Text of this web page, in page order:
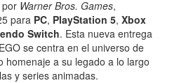
Warner Bros. Games,
para PC, PlayStation 5,Xbox
Switch. Esta nueva entrega
se centra en el universo de
homenaje a su legado a lo largo
y series animadas.